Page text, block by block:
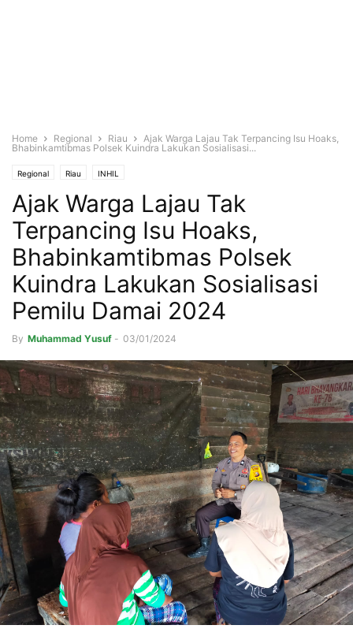
Home Regional Riau
Ajak Warga Lajau Tak Terpancing Isu Hoaks,
Bhabinkamtibmas Polsek Kuindra Lakukan Sosialisasi...
Regional Riau INHIL
Ajak Warga Lajau Tak
Terpancing Isu Hoaks,
Bhabinkamtibmas Polsek
Kuindra Lakukan Sosialisasi
Pemilu Damai 2024
By Muhammad Yusuf - 03/01/2024